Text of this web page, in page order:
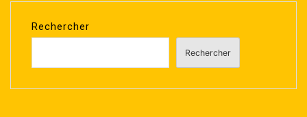
Rechercher
Rechercher